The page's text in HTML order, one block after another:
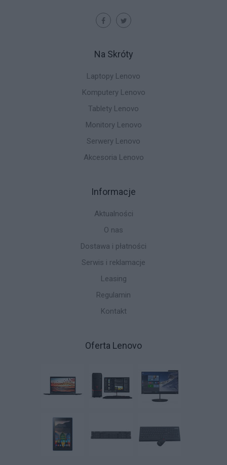
Na Skróty
Laptopy Lenovo
Komputery Lenovo
Tablety Lenovo
Monitory Lenovo
Serwery Lenovo
Akcesoria Lenovo
Informacje
Aktualności
O nas
Dostawa i płatności
Serwis i reklamacje
Leasing
Regulamin
Kontakt
Oferta Lenovo